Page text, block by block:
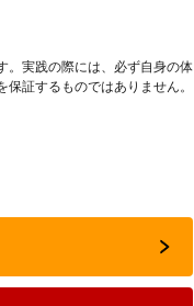
。実践の際には、必ず自身の体
証するものではありません。